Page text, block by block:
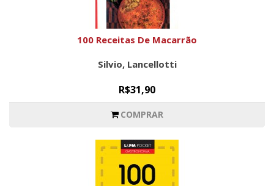
100 Receitas De Macarrão
Silvio, Lancellotti
R$31,90
COMPRAR